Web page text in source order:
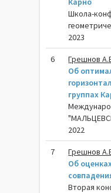
Школа-
2023
6
Грешнов
Об
группах
2022
7
Грешнов
Об
Вторая